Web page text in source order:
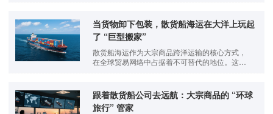
当货物卸下包装，散货船海运在大洋上玩起
了 “巨型搬家”
散货船海运作为大宗商品跨洋运输的核心方式，
在全球贸易网络中占据着不可替代的地位。这种
乎国计民生的基础物资送往各地，成为连接资源
产地与消费市场的隐形纽带。​
跟着散货船公司去远航：大宗商品的 “环球
旅行” 管家